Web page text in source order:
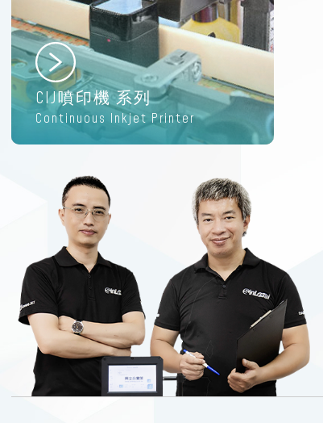
CIJ噴印機 系列
Continuous Inkjet Printer